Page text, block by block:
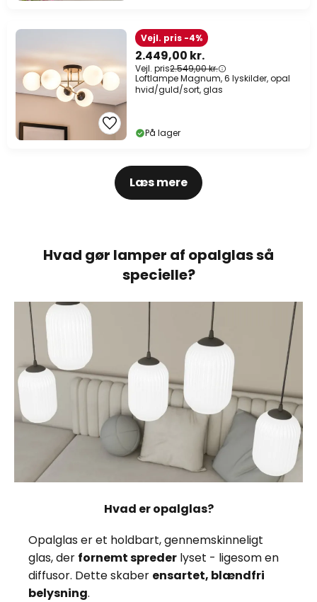
2.449,00 kr.
Vejl. pris2.549,00 kr.
Vejl. pris -4%
Loftlampe Magnum, 6 lyskilder, opal
hvid/guld/sort, glas
På lager
Læs mere
Hvad gør lamper af opalglas så
specielle?
Hvad er opalglas?
Opalglas er et holdbart, gennemskinneligt
glas, der fornemt spreder lyset - ligesom en
diffusor. Dette skaber ensartet, blændfri
belysning.